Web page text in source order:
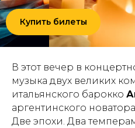
Купить билеты
В этот вечер в
музыка двух великих
итальянского барокко
аргентинского новатора
Две эпохи. Два